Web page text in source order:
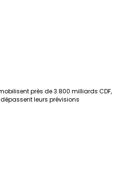
près de 3.800 milliards CDF,
dépassent leurs prévisions